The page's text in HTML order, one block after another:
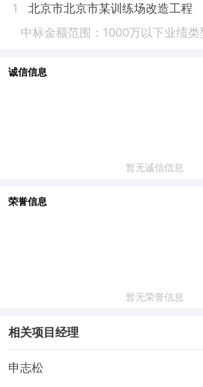
1
北京市北京市某训练场改造工程
中标金额范围：1000万以下业绩类
诚信信息
暂无诚信信息
荣誉信息
暂无荣誉信息
相关项目经理
申志松